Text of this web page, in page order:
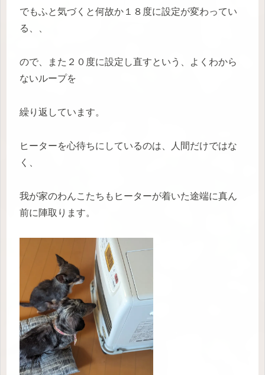
でもふと気づくと何故か１８度に設定が変わってい
る、、
ので、また２０度に設定し直すという、よくわから
ないループを
繰り返しています。
ヒーターを心待ちにしているのは、人間だけではな
く、
我が家のわんこたちもヒーターが着いた途端に真ん
前に陣取ります。